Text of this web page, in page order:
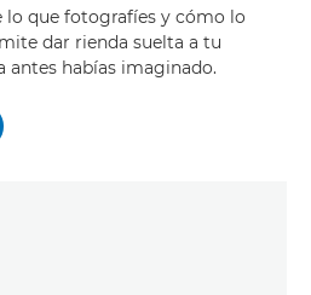
lo que fotografíes y cómo lo
dar rienda suelta a tu
habías imaginado.